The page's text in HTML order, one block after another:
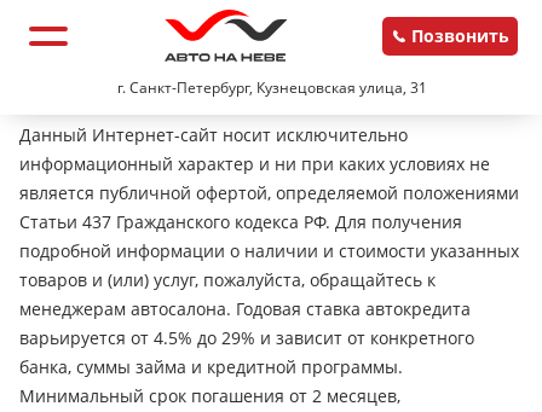
г. Санкт-Петербург, Кузнецовская улица, 31
Позвонить
Данный Интернет-сайт носит исключительно
информационный характер и ни при каких условиях не
является публичной офертой, определяемой положениями
Статьи 437 Гражданского кодекса РФ. Для получения
подробной информации о наличии и стоимости указанных
товаров и (или) услуг, пожалуйста, обращайтесь к
менеджерам автосалона. Годовая ставка автокредита
варьируется от 4.5% до 29% и зависит от конкретного
банка, суммы займа и кредитной программы.
Минимальный срок погашения от 2 месяцев,